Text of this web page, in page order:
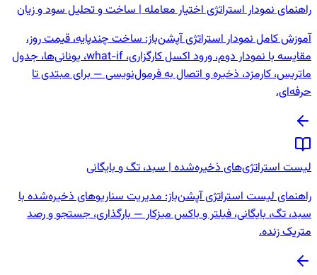
راهنمای نمودار استراتژی اختیار معامله | ساخت و تحلیل سود و زیان
آموزش کامل نمودار استراتژی آپشن‌باز: ساخت چندپایه، قیمت روز،
مقایسه با نمودار دوم، ورود اکسل کارگزاری، what-if، یونانی‌ها، جدول
ماتریس، کارمزد، ذخیره و اتصال به فرمول‌نویسی — برای مبتدی تا
حرفه‌ای.
لیست استراتژی‌های ذخیره‌شده | سبد، تگ و بایگانی
راهنمای لیست استراتژی آپشن‌باز: مدیریت سناریوهای ذخیره‌شده با
سبد، تگ، بایگانی، فیلتر و باکس میزکار — بارگذاری، جستجو و رصد
متریک زنده.